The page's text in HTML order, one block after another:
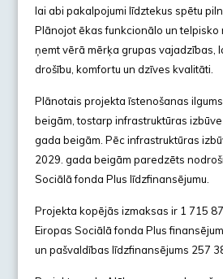
lai abi pakalpojumi līdztekus spētu
Plānojot ēkas funkcionālo un telpisko
ņemt vērā mērķa grupas vajadzības,
drošību, komfortu un dzīves kvalitāti.
Plānotais projekta īstenošanas
beigām, tostarp infrastruktūras
gada beigām. Pēc infrastruktūras
2029. gada beigām paredzēts
Sociālā fonda Plus līdzfinansējumu.
Projekta kopējās izmaksas ir 1 715
Eiropas Sociālā fonda Plus
un pašvaldības līdzfinansējums 257